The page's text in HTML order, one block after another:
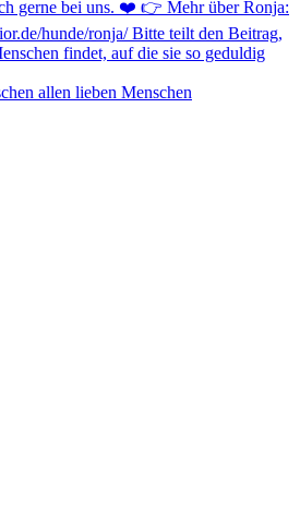
allen lieben Menschen